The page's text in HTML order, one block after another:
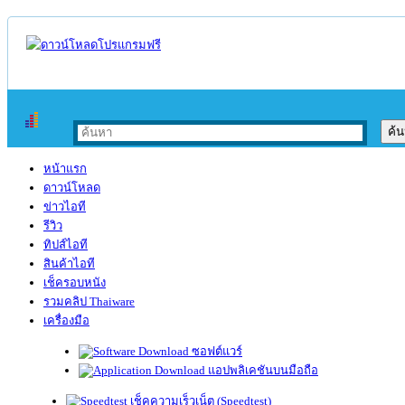
หน้าแรก
ดาวน์โหลด
ข่าวไอที
รีวิว
ทิปส์ไอที
สินค้าไอที
เช็ครอบหนัง
รวมคลิป Thaiware
เครื่องมือ
ซอฟต์แวร์
แอปพลิเคชันบนมือถือ
เช็คความเร็วเน็ต (Speedtest)